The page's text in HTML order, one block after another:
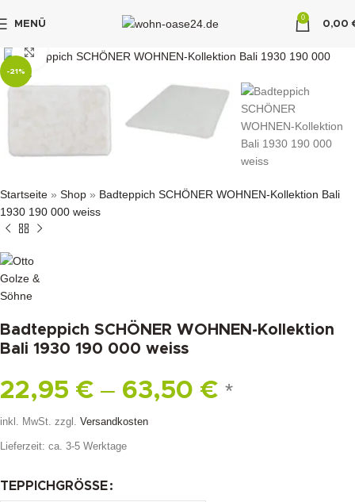
MENÜ
0
0,00
-21%
klicken um zu vergrößern
Startseite » Shop » Badteppich SCHÖNER WOHNEN-Kollektion Bali
1930 190 000 weiss
Badteppich SCHÖNER WOHNEN-Kollektion
Bali 1930 190 000 weiss
22,95 € – 63,50 € *
inkl. MwSt. zzgl. Versandkosten
Lieferzeit: ca. 3-5 Werktage
TEPPICHGRÖSSE